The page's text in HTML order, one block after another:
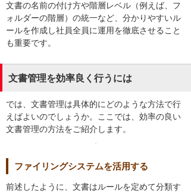
文書の名前の付け方や階層レベル（例えば、フ
ォルダーの階層）の統一など、分かりやすいル
ールを作成し社員全員に運用を徹底させること
も重要です。
文書管理を効率良く行うには
では、文書管理は具体的にどのような方法で行
えばよいのでしょうか。ここでは、効率の良い
文書管理の方法をご紹介します。
ファイリングシステムを活用する
前述したように、文書はルールを定めて分類す